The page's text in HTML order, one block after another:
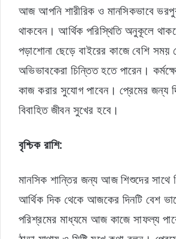
আজ আপনি শারীরিক ও মানসিকভাবে
থাকবেন। আর্থিক পরিস্থিতি অনুকূলে
পড়াশোনা ছেড়ে বাইরের কাজে বেশি সময়
অভিভাবকেরা চিন্তিত হতে পারেন।
কাজ করার সুযোগ পাবেন। প্রেমের জন্য
বিবাহিত জীবন সুখের হবে।
বৃশ্চিক রাশি:
মানসিক শান্তির জন্য আজ শিশুদের সাথে
আর্থিক দিক থেকে আজকের দিনটি বেশ
পরিশ্রমের মাধ্যমে আজ কাজে সাফল্য